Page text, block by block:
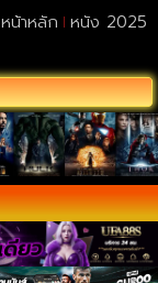
หน้าหลัก หนัง 2025